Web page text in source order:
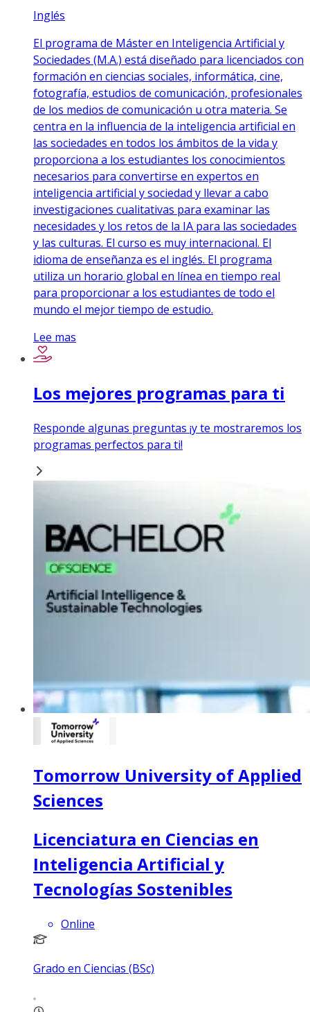
Inglés
El programa de Máster en Inteligencia Artificial y
Sociedades (M.A.) está diseñado para licenciados con
formación en ciencias sociales, informática, cine,
fotografía, estudios de comunicación, profesionales
de los medios de comunicación u otra materia. Se
centra en la influencia de la inteligencia artificial en
las sociedades en todos los ámbitos de la vida y
proporciona a los estudiantes los conocimientos
necesarios para convertirse en expertos en
inteligencia artificial y sociedad y llevar a cabo
investigaciones cualitativas para examinar las
necesidades y los retos de la IA para las sociedades
y las culturas. El curso es muy internacional. El
idioma de enseñanza es el inglés. El programa
utiliza un horario global en línea en tiempo real
para proporcionar a los estudiantes de todo el
mundo el mejor tiempo de estudio.
Lee mas
Los mejores programas para ti
Responde algunas preguntas ¡y te mostraremos los
programas perfectos para ti!
Tomorrow University of Applied
Sciences
Licenciatura en Ciencias en
Inteligencia Artificial y
Tecnologías Sostenibles
Online
Grado en Ciencias (BSc)